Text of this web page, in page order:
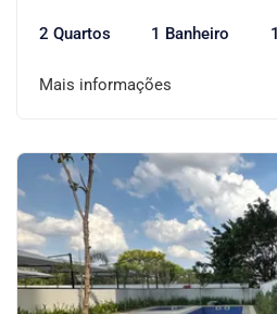
2 Quartos 1 Banheiro
Mais informações